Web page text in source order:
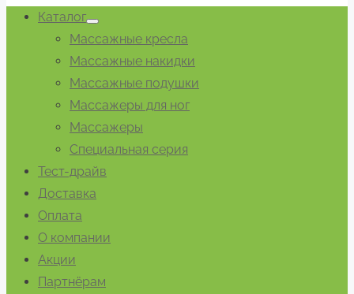
Каталог
Показывать
подменю
Массажные кресла
Массажные накидки
Массажные подушки
Массажеры для ног
Массажеры
Специальная серия
Тест-драйв
Доставка
Оплата
О компании
Акции
Партнёрам